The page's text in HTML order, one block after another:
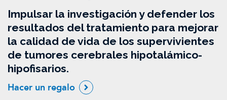
Impulsar la investigación y defender los
resultados del tratamiento para mejorar
la calidad de vida de los supervivientes
de tumores cerebrales hipotalámico-
hipofisarios.
Hacer un regalo